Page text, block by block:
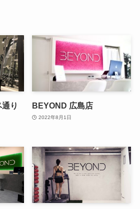
り
BEYOND 広島店
2022年8月1日